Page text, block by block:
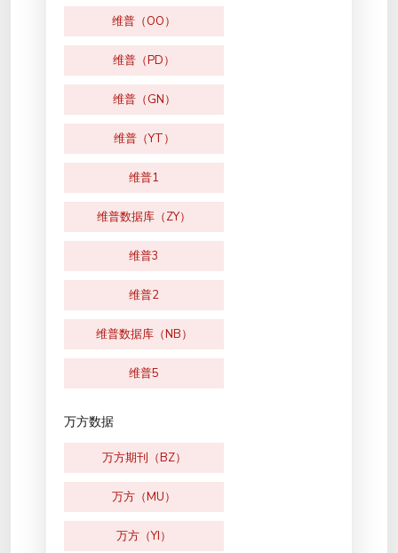
维普（OO）
维普（PD）
维普（GN）
维普（YT）
维普1
维普数据库（ZY）
维普3
维普2
维普数据库（NB）
维普5
万方数据
万方期刊（BZ）
万方（MU）
万方（YI）